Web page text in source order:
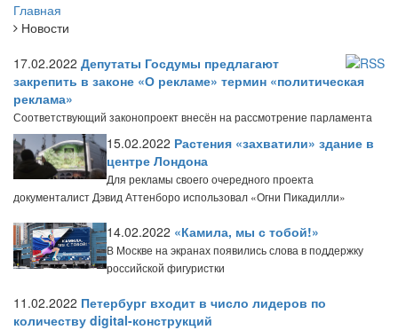
Главная
Новости
17.02.2022 Депутаты Госдумы предлагают
закрепить в законе «О рекламе» термин «политическая
реклама»
Соответствующий законопроект внесён на рассмотрение парламента
15.02.2022 Растения «захватили» здание в
центре Лондона
Для рекламы своего очередного проекта
документалист Дэвид Аттенборо использовал «Огни Пикадилли»
14.02.2022 «Камила, мы с тобой!»
В Москве на экранах появились слова в поддержку
российской фигуристки
11.02.2022 Петербург входит в число лидеров по
количеству digital-конструкций